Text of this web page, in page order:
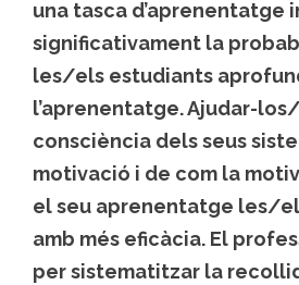
una tasca d’aprenentatge
significativament la
les/els estudiants
l’aprenentatge. Ajudar-
consciència dels seus
motivació i de com la
el seu aprenentatge les/
amb més eficàcia. El
per sistematitzar la